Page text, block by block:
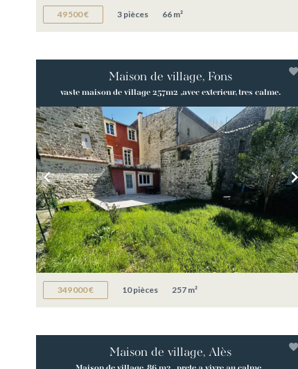
49 500 € 3 pièces 66 m²
Maison de village, Fons
vaste maison de village 257m2 ,avec exterieur, tres calme.
349 000 € 10 pièces 257 m²
Maison de village, Alès